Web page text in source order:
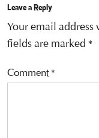
Leave a Reply
Your email
fields are marked *
Comment*